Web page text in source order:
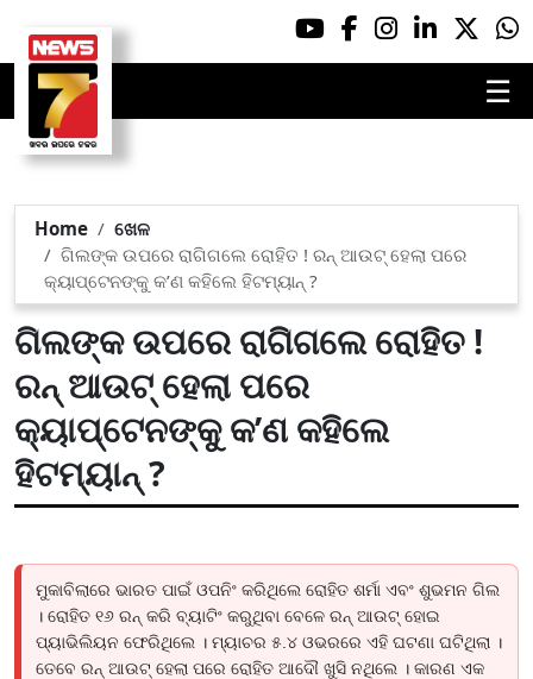
☰
Home
ଖେଳ
ଗିଲଙ୍କ ଉପରେ ରାଗିଗଲେ ରୋହିତ ! ରନ୍ ଆଉଟ୍ ହେଲା ପରେ
କ୍ୟାପ୍ଟେନଙ୍କୁ କ’ଣ କହିଲେ ହିଟମ୍ୟାନ୍ ?
ଗିଲଙ୍କ ଉପରେ ରାଗିଗଲେ ରୋହିତ !
ରନ୍ ଆଉଟ୍ ହେଲା ପରେ
କ୍ୟାପ୍ଟେନଙ୍କୁ କ’ଣ କହିଲେ
ହିଟମ୍ୟାନ୍ ?
ମୁକାବିଲାରେ ଭାରତ ପାଇଁ ଓପନିଂ କରିଥିଲେ ରୋହିତ ଶର୍ମା ଏବଂ ଶୁଭମନ ଗିଲ
। ରୋହିତ ୧୬ ରନ୍ କରି ବ୍ୟାଟିଂ କରୁଥିବା ବେଳେ ରନ୍ ଆଉଟ୍ ହୋଇ
ପ୍ୟାଭିଲିୟନ ଫେରିଥିଲେ । ମ୍ୟାଚର ୫.୪ ଓଭରରେ ଏହି ଘଟଣା ଘଟିଥିଲା ।
ତେବେ ରନ୍ ଆଉଟ୍ ହେଲା ପରେ ରୋହିତ ଆଦୌ ଖୁସି ନଥିଲେ । କାରଣ ଏକ